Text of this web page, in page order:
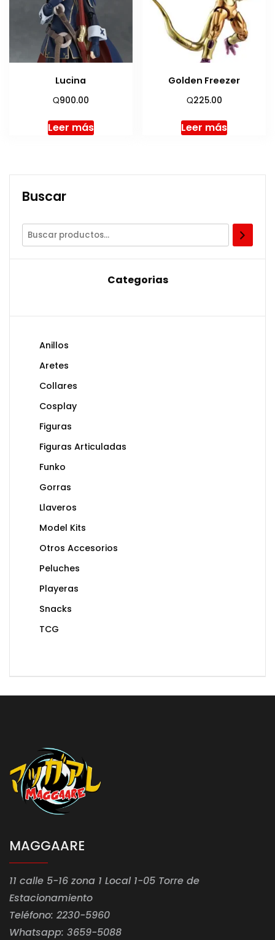
Lucina
Q900.00
Leer más
Golden Freezer
Q225.00
Leer más
Buscar
Categorias
Anillos
Aretes
Collares
Cosplay
Figuras
Figuras Articuladas
Funko
Gorras
Llaveros
Model Kits
Otros Accesorios
Peluches
Playeras
Snacks
TCG
MAGGAARE
11 calle 5-16 zona 1 Local 1-05 Torre de
Estacionamiento
Teléfono: 2230-5960
Whatsapp: 3659-5088